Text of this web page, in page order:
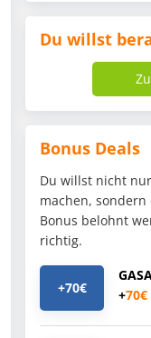
Du willst
Bonus Deals
Du willst nicht
machen,
Bonus belohnt
richtig.
+70€
+70€